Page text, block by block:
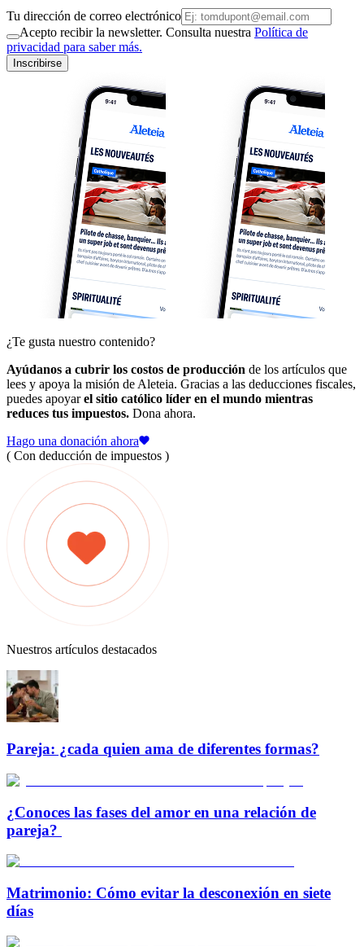
Tu dirección de correo electrónico
Acepto recibir la newsletter. Consulta nuestra Política de
privacidad para saber más.
Inscribirse
¿Te gusta nuestro contenido?
Ayúdanos a cubrir los costos de producción de los artículos que
lees y apoya la misión de Aleteia. Gracias a las deducciones fiscales,
puedes apoyarel sitio católico líder en el mundo mientras
reduces tus impuestos. Dona ahora.
Hago una donación ahora
( Con deducción de impuestos )
Nuestros artículos destacados
Pareja: ¿cada quien ama de diferentes formas?
¿Conoces las fases del amor en una relación de
pareja?
Matrimonio: Cómo evitar la desconexión en siete
días